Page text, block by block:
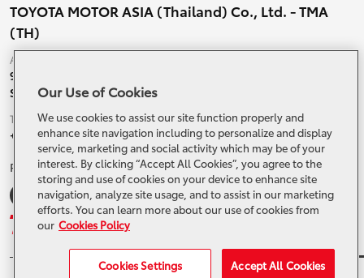
TOYOTA MOTOR ASIA (Thailand) Co., Ltd. - TMA
(TH)
Address:
99 Moo 5, Ban-Ragad, Bang Bo,
Samutprakarn, 10560 Thailand
Tel:
+66 (0) 2790 5000
Related Websites and Social Media
© 2024 Toyota Motor Asia. All Rights Reserved.
Our Use of Cookies
We use cookies to assist our site function properly and
enhance site navigation including to personalize and display
service, marketing and social activity which may be of your
interest. By clicking “Accept All Cookies”, you agree to the
storing and use of cookies on your device to enhance site
navigation, analyze site usage, and to assist in our marketing
efforts. You can learn more about our use of cookies from
our Cookies Policy
Accept All Cookies
Cookies Settings